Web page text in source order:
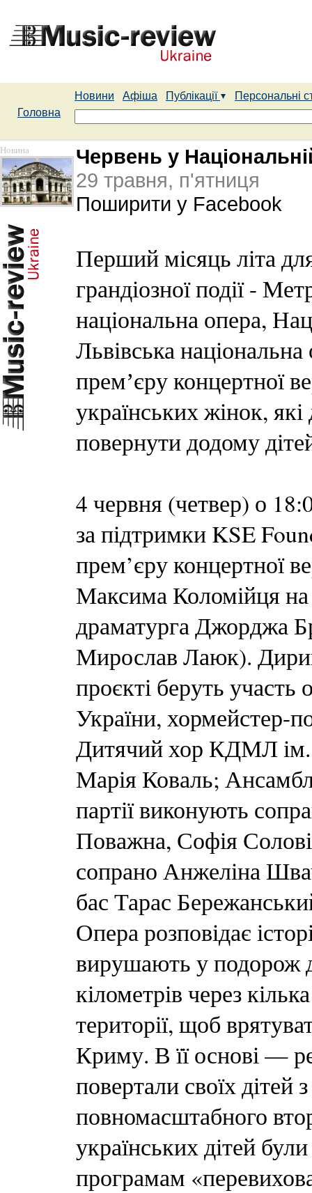
Новини Афіша Публікації
Персональні
Головна
Новина
Червень у
29 травня, п'ятниця
Поширити у Facebook
Перший місяць літа
грандіозної події -
національна опера,
Львівська
премʼєру концертної
українських жінок,
повернути додому
4 червня (четвер) о
за підтримки KSE
прем’єру концертної
Максима Коломійця на
драматурга Джорджа
Мирослав Лаюк).
проєкті беруть участь
України, хормейстер-
Дитячий хор КДМЛ
Марія Коваль;
партії виконують
Поважна, Софія
сопрано Анжеліна
бас Тарас
Опера розповідає
вирушають у подорож
кілометрів через
території, щоб
Криму. В її основі —
повертали своїх дітей
повномасштабного
українських дітей
програмам